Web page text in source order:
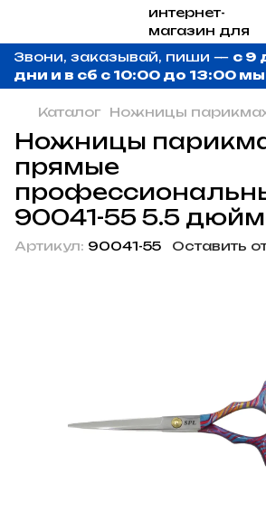
Звони, заказывай, пиши — с 9
дни и в сб с 10:00 до 13:00
Каталог Ножницы
Ножницы
прямые
90041-55 5.5
Артикул: 90041-55 Оставить